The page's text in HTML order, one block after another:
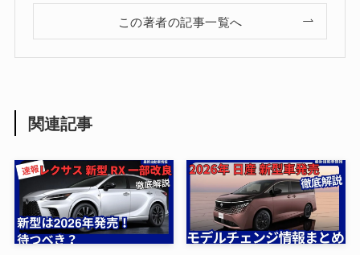
この著者の記事一覧へ
関連記事